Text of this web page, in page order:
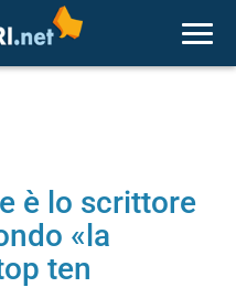
è lo scrittore
«la
ten